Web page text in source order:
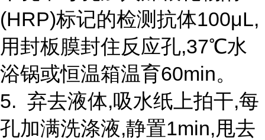
(HRP)标记的检测抗体100μL,
用封板膜封住反应孔,37℃水
浴锅或恒温箱温育60min。
5. 弃去液体,吸水纸上拍干,每
孔加满洗涤液,静置1min,甩去